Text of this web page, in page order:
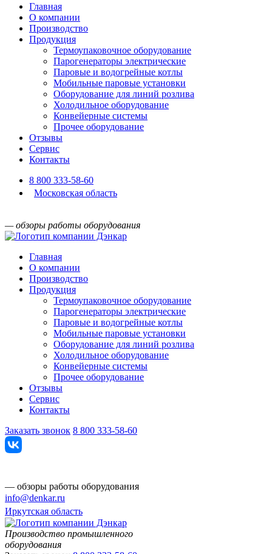
Главная
О компании
Производство
Продукция
Термоупаковочное оборудование
Парогенераторы электрические
Паровые и водогрейные котлы
Мобильные паровые установки
Оборудование для линий розлива
Холодильное оборудование
Конвейерные системы
Прочее оборудование
Отзывы
Сервис
Контакты
8 800 333-58-60
Московская область
— обзоры работы оборудования
Главная
О компании
Производство
Продукция
Термоупаковочное оборудование
Парогенераторы электрические
Паровые и водогрейные котлы
Мобильные паровые установки
Оборудование для линий розлива
Холодильное оборудование
Конвейерные системы
Прочее оборудование
Отзывы
Сервис
Контакты
Заказать звонок 8 800 333-58-60
— обзоры работы оборудования
info@denkar.ru
Иркутская область
Производство промышленного
оборудования